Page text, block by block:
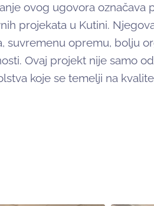
ovog ugovora
projekata u Kutini.
suvremenu opremu, bolju
Ovaj projekt nije samo
koje se temelji na